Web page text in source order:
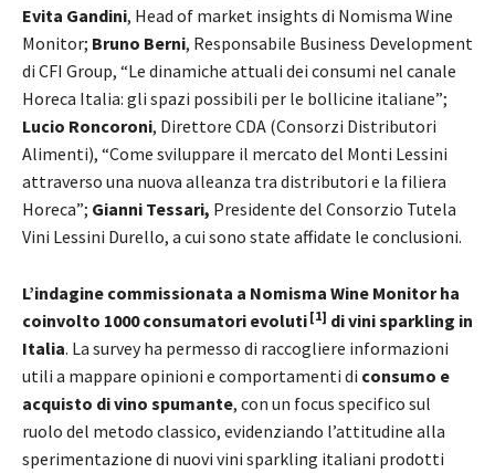
Evita Gandini, Head of market insights di Nomisma Wine
Monitor; Bruno Berni, Responsabile Business Development
di CFI Group, “Le dinamiche attuali dei consumi nel canale
Horeca Italia: gli spazi possibili per le bollicine italiane”;
Lucio Roncoroni, Direttore CDA (Consorzi Distributori
Alimenti), “Come sviluppare il mercato del Monti Lessini
attraverso una nuova alleanza tra distributori e la filiera
Horeca”; Gianni Tessari, Presidente del Consorzio Tutela
Vini Lessini Durello, a cui sono state affidate le conclusioni.
L’indagine commissionata a Nomisma Wine Monitor ha
coinvolto 1000 consumatori evoluti [1] di vini sparkling in
Italia. La survey ha permesso di raccogliere informazioni
utili a mappare opinioni e comportamenti di consumo e
acquisto di vino spumante, con un focus specifico sul
ruolo del metodo classico, evidenziando l’attitudine alla
sperimentazione di nuovi vini sparkling italiani prodotti